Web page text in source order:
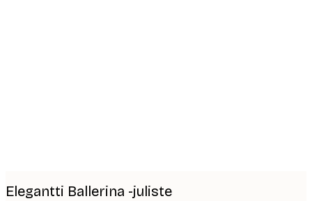
Elegantti Ballerina -juliste